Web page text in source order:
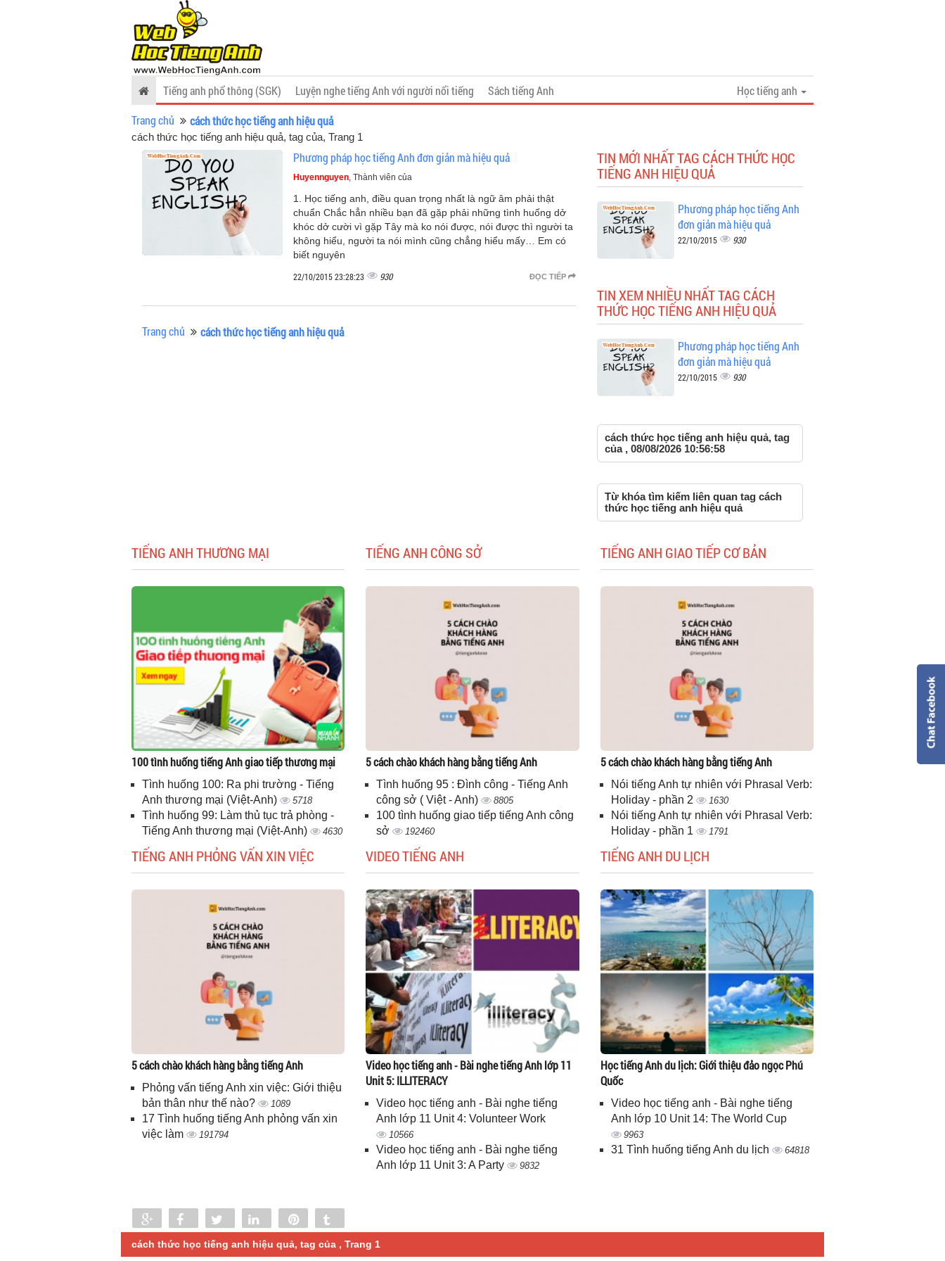
Tiếng anh phổ thông (SGK) Luyện nghe tiếng Anh với người nổi tiếng Sách tiếng Anh
Học tiếng anh
Trang chủ
cách thức học tiếng anh hiệu quả
cách thức học tiếng anh hiệu quả, tag của, Trang 1
Phương pháp học tiếng Anh đơn giản mà hiệu quả
Huyennguyen, Thành viên của
1. Học tiếng anh, điều quan trọng nhất là ngữ âm phải thật
chuẩn Chắc hẳn nhiều bạn đã gặp phải những tình huống dở
khóc dở cười vì gặp Tây mà ko nói được, nói được thì người ta
không hiểu, người ta nói mình cũng chẳng hiểu mấy… Em có
biết nguyên
ĐỌC TIẾP
22/10/2015 23:28:23 930
Trang chủ cách thức học tiếng anh hiệu quả
TIN MỚI NHẤT TAG CÁCH THỨC HỌC
TIẾNG ANH HIỆU QUẢ
Phương pháp học tiếng Anh
đơn giản mà hiệu quả
22/10/2015 930
TIN XEM NHIỀU NHẤT TAG CÁCH
THỨC HỌC TIẾNG ANH HIỆU QUẢ
Phương pháp học tiếng Anh
đơn giản mà hiệu quả
22/10/2015 930
cách thức học tiếng anh hiệu quả, tag
của , 08/08/2026 10:56:58
Từ khóa tìm kiếm liên quan tag cách
thức học tiếng anh hiệu quả
TIẾNG ANH THƯƠNG MẠI
100 tình huống tiếng Anh giao tiếp thương mại
Tình huống 100: Ra phi trường - Tiếng
Anh thương mại (Việt-Anh)
5718
Tình huống 99: Làm thủ tục trả phòng -
Tiếng Anh thương mại (Việt-Anh)
4630
TIẾNG ANH CÔNG SỞ
5 cách chào khách hàng bằng tiếng Anh
Tình huống 95 : Đình công - Tiếng Anh
công sở ( Việt - Anh)
8805
100 tình huống giao tiếp tiếng Anh công
sở
192460
TIẾNG ANH GIAO TIẾP CƠ BẢN
5 cách chào khách hàng bằng tiếng Anh
Nói tiếng Anh tự nhiên với Phrasal Verb:
Holiday - phần 2
1630
Nói tiếng Anh tự nhiên với Phrasal Verb:
Holiday - phần 1
1791
TIẾNG ANH PHỎNG VẤN XIN VIỆC
5 cách chào khách hàng bằng tiếng Anh
Phỏng vấn tiếng Anh xin việc: Giới thiệu
bản thân như thế nào?
1089
17 Tình huống tiếng Anh phỏng vấn xin
việc làm
191794
VIDEO TIẾNG ANH
Video học tiếng anh - Bài nghe tiếng Anh lớp 11
Unit 5: ILLITERACY
Video học tiếng anh - Bài nghe tiếng
Anh lớp 11 Unit 4: Volunteer Work
10566
Video học tiếng anh - Bài nghe tiếng
Anh lớp 11 Unit 3: A Party
9832
TIẾNG ANH DU LỊCH
Học tiếng Anh du lịch: Giới thiệu đảo ngọc Phú
Quốc
Video học tiếng anh - Bài nghe tiếng
Anh lớp 10 Unit 14: The World Cup
9963
31 Tình huống tiếng Anh du lịch 64818
Share Share Tweet Share
0
cách thức học tiếng anh hiệu quả, tag của , Trang 1